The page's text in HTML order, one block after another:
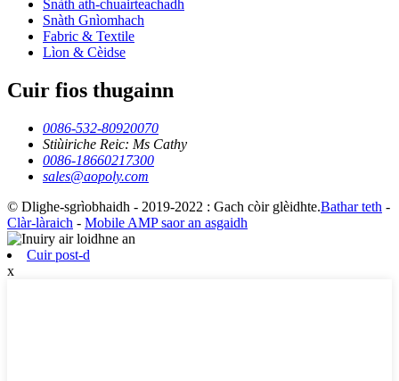
Snàth ath-chuairteachadh
Snàth Gnìomhach
Fabric & Textile
Lìon & Cèidse
Cuir fios thugainn
0086-532-80920070
Stiùiriche Reic: Ms Cathy
0086-18660217300
sales@aopoly.com
© Dlighe-sgrìobhaidh - 2019-2022 : Gach còir glèidhte.Bathar teth -
Clàr-làraich - Mobile AMP saor an asgaidh
Cuir post-d
x